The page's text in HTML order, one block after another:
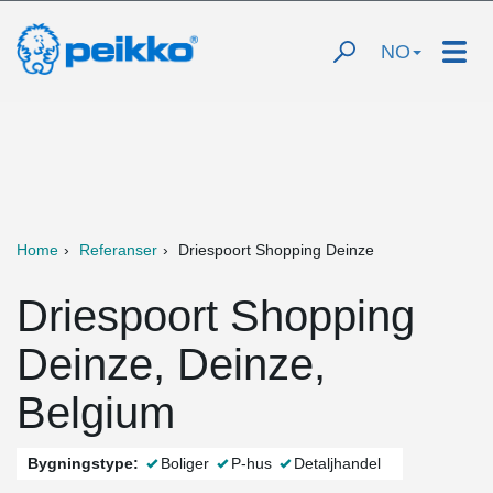
NO
Home Referanser Driespoort Shopping Deinze
Driespoort Shopping
Deinze, Deinze,
Belgium
Bygningstype: Boliger P-hus Detaljhandel